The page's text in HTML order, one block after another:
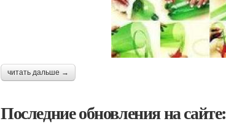
читать дальше →
Последние обновления на сайте: